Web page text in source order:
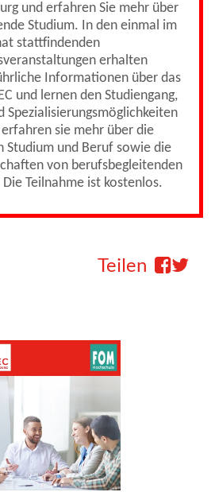
und erfahren Sie mehr über
Studium. In den einmal im
stattfindenden
erhalten
Informationen über das
und lernen den Studiengang,
Spezialisierungsmöglichkeiten
sie mehr über die
Studium und Beruf sowie die
von berufsbegleitenden
Teilnahme ist kostenlos.